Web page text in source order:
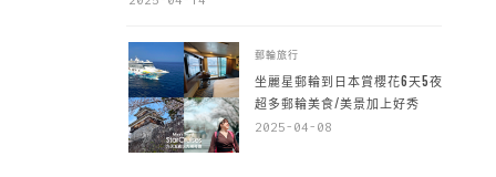
郵輪旅行
坐麗星郵輪到日本賞櫻花6天5夜，
超多郵輪美食/美景加上好秀
2025-04-08